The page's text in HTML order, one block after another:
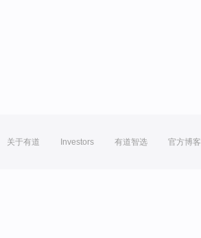
关于有道 Investors 有道智选 官方博客